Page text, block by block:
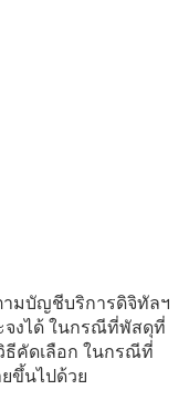
มบัญชีบริการดิจิทัลฯ
จงได้ ในกรณีที่พัสดุที่
ธีคัดเลือก ในกรณีที่
ขึ้นไปด้วย